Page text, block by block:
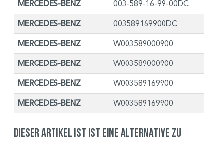
MERCEDES-BENZ 003-589-16-99-00DC
MERCEDES-BENZ 003589169900DC
MERCEDES-BENZ W003589000900
MERCEDES-BENZ W003589000900
MERCEDES-BENZ W003589169900
MERCEDES-BENZ W003589169900
Dieser Artikel ist ist eine Alternative zu